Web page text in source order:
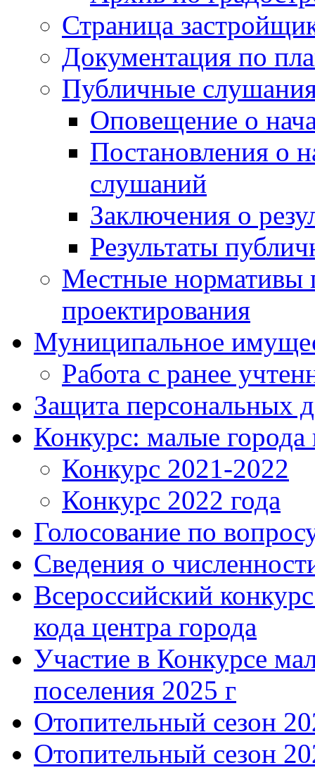
Страница
Документация по
Публичные
Оповещение о
Постановления о
слушаний
Заключения о
Результаты
Местные нормативы
проектирования
Муниципальное
Работа с ранее
Защита персональных
Конкурс: малые города
Конкурс 2021-2022
Конкурс 2022 года
Голосование по
Сведения о
Всероссийский
кода центра города
Участие в Конкурсе
поселения 2025 г
Отопительный сезон
Отопительный сезон